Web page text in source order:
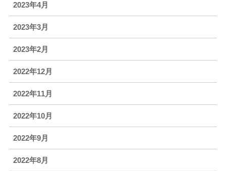
2023年4月
2023年3月
2023年2月
2022年12月
2022年11月
2022年10月
2022年9月
2022年8月